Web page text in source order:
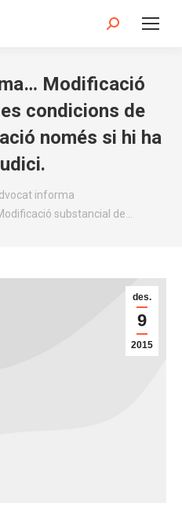
Search:
Modificació
condicions de
només si hi ha
informa
substancial de…
des.
9
2015